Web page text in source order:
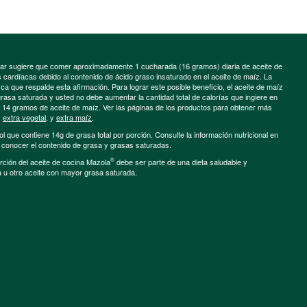
sugiere que comer aproximadamente 1 cucharada (16 gramos) diaria de aceite de
debido al contenido de ácido graso insaturado en el aceite de maíz. La
que respalde esta afirmación. Para lograr este posible beneficio, el aceite de maíz
saturada y usted no debe aumentar la cantidad total de calorías que ingiere en
gramos de aceite de maíz. Ver las páginas de los productos para obtener más
extra vegetal, y extra maíz.
que contiene 14g de grasa total por porción. Consulte la información nutricional en
el contenido de grasa y grasas saturadas.
del aceite de cocina Mazola® debe ser parte de una dieta saludable y
otro aceite con mayor grasa saturada.